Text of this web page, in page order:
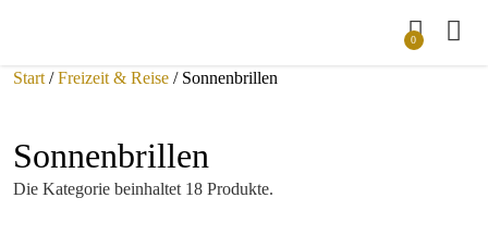
0
Start /Freizeit & Reise / Sonnenbrillen
Sonnenbrillen
Die Kategorie beinhaltet 18 Produkte.